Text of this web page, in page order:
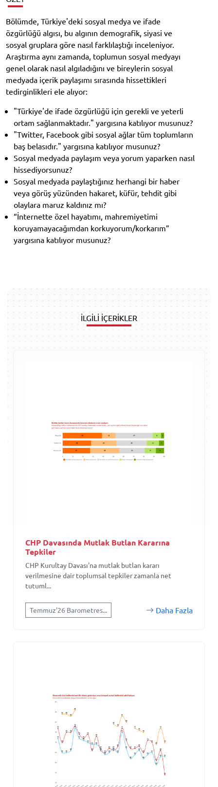
Bölümde, Türkiye'deki sosyal medya ve ifade
özgürlüğü algısı, bu algının demografik, siyasi ve
sosyal gruplara göre nasıl farklılaştığı inceleniyor.
Araştırma aynı zamanda, toplumun sosyal medyayı
genel olarak nasıl algıladığını ve bireylerin sosyal
medyada içerik paylaşımı sırasında hissettikleri
tedirginlikleri ele alıyor:
"Türkiye'de ifade özgürlüğü için gerekli ve yeterli
ortam sağlanmaktadır." yargısına katılıyor musunuz?
"Twitter, Facebook gibi sosyal ağlar tüm toplumların
baş belasıdır." yargısına katılıyor musunuz?
Sosyal medyada paylaşım veya yorum yaparken nasıl
hissediyorsunuz?
Sosyal medyada paylaştığınız herhangi bir haber
veya görüş yüzünden hakaret, küfür, tehdit gibi
olaylara maruz kaldınız mı?
“İnternette özel hayatımı, mahremiyetimi
koruyamayacağımdan korkuyorum/korkarım”
yargısına katılıyor musunuz?
İLGİLİ İÇERİKLER
CHP Davasında Mutlak Butlan Kararına
Tepkiler
CHP Kurultay Davası'na mutlak butlan kararı
verilmesine dair toplumsal tepkiler zamanla net
tutuml...
Temmuz'26 Barometres... Daha Fazla